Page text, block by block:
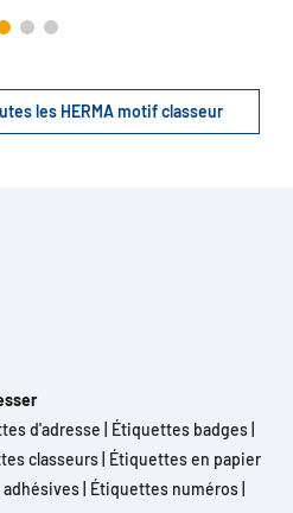
les HERMA motif classeur
d'adresse Étiquettes badges
classeurs Étiquettes en papier
Étiquettes numéros